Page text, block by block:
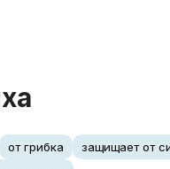
от грибка защищает от